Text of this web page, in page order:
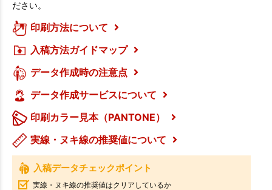
ださい。
印刷方法について
入稿方法ガイドマップ
データ作成時の注意点
データ作成サービスについて
印刷カラー見本（PANTONE）
実線・ヌキ線の推奨値について
入稿データチェックポイント
実線・ヌキ線の推奨値はクリアしているか